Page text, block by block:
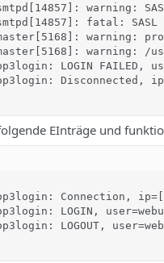
warning:
fatal:
warning:
warning: /
LOGIN FAILED,
Disconnected,
EInträge und
Connection,
LOGIN,
LOGOUT,